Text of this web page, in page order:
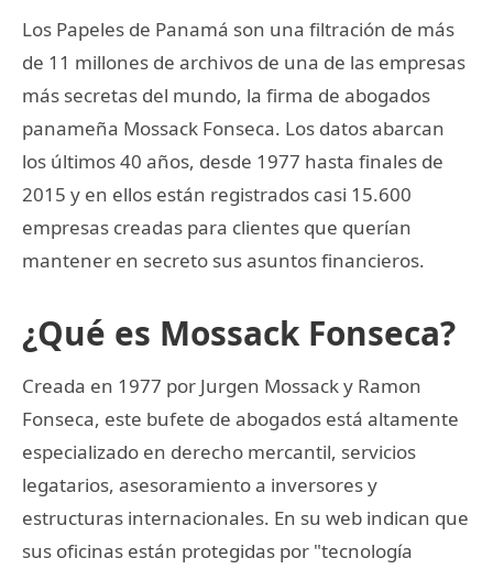
Los Papeles de Panamá son una filtración de más
de 11 millones de archivos de una de las empresas
más secretas del mundo, la firma de abogados
panameña Mossack Fonseca. Los datos abarcan
los últimos 40 años, desde 1977 hasta finales de
2015 y en ellos están registrados casi 15.600
empresas creadas para clientes que querían
mantener en secreto sus asuntos financieros.
¿Qué es Mossack Fonseca?
Creada en 1977 por Jurgen Mossack y Ramon
Fonseca, este bufete de abogados está altamente
especializado en derecho mercantil, servicios
legatarios, asesoramiento a inversores y
estructuras internacionales. En su web indican que
sus oficinas están protegidas por "tecnología